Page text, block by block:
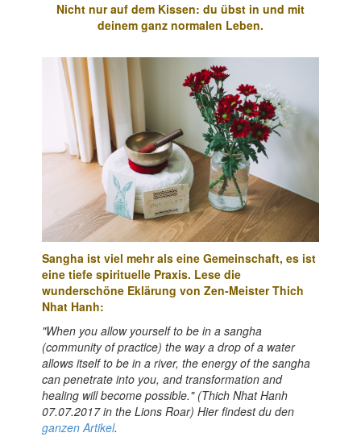
Nicht nur auf dem Kissen: du übst in und mit
deinem ganz normalen Leben.
Sangha ist viel mehr als eine Gemeinschaft, es ist
eine tiefe spirituelle Praxis. Lese die
wunderschöne Eklärung von Zen-Meister Thich
Nhat Hanh:
"When you allow yourself to be in a sangha
(community of practice) the way a drop of a water
allows itself to be in a river, the energy of the sangha
can penetrate into you, and transformation and
healing will become possible." (Thich Nhat Hanh
07.07.2017 in the Lions Roar) Hier findest du den
ganzen Artikel.